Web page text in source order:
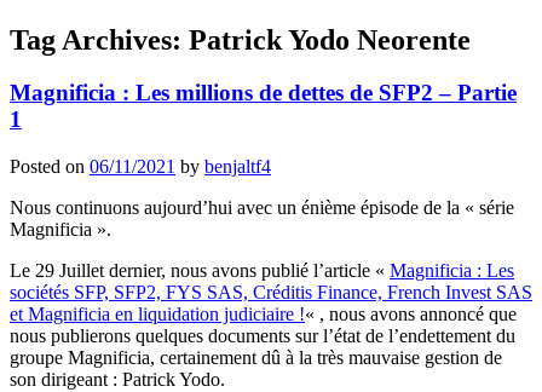
Tag Archives: Patrick Yodo Neorente
Magnificia : Les millions de dettes de SFP2 – Partie
1
Posted on 06/11/2021 by benjaltf4
Nous continuons aujourd’hui avec un énième épisode de la « série
Magnificia ».
Le 29 Juillet dernier, nous avons publié l’article « Magnificia : Les
sociétés SFP, SFP2, FYS SAS, Créditis Finance, French Invest SAS
et Magnificia en liquidation judiciaire !« , nous avons annoncé que
nous publierons quelques documents sur l’état de l’endettement du
groupe Magnificia, certainement dû à la très mauvaise gestion de
son dirigeant : Patrick Yodo.